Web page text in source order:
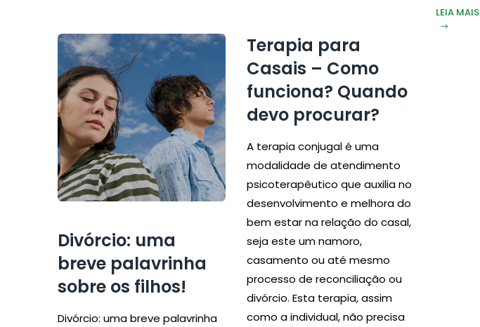
LEIA MAIS
Divórcio: uma
breve palavrinha
sobre os filhos!
Divórcio: uma breve palavrinha
Terapia para
Casais – Como
funciona? Quando
devo procurar?
A terapia conjugal é uma
modalidade de atendimento
psicoterapêutico que auxilia no
desenvolvimento e melhora do
bem estar na relação do casal,
seja este um namoro,
casamento ou até mesmo
processo de reconciliação ou
divórcio. Esta terapia, assim
como a individual, não precisa